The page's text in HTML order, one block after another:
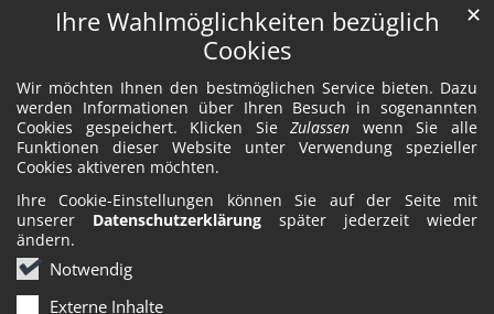
Ihre Wahlmöglichkeiten bezüglich
Cookies
Wir möchten Ihnen den bestmöglichen Service bieten. Dazu
werden Informationen über Ihren Besuch in sogenannten
Cookies gespeichert. Klicken SieZulassen wenn Sie alle
Funktionen dieser Website unter Verwendung spezieller
Cookies aktiveren möchten.
Ihre Cookie-Einstellungen können Sie auf der Seite mit
unserer Datenschutzerklärung später jederzeit wieder
ändern.
Notwendig
Externe Inhalte
✕